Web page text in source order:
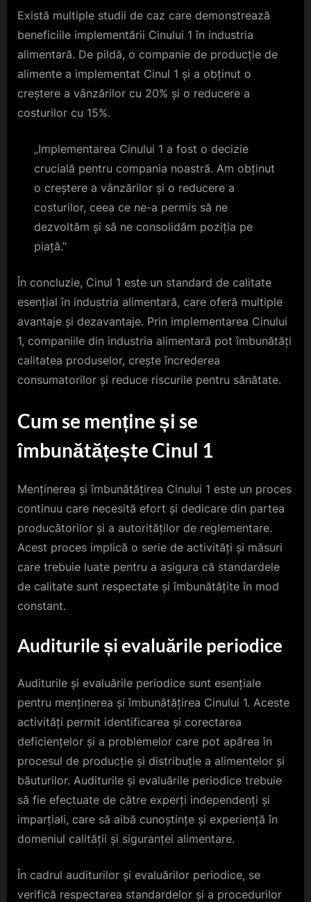
Există multiple studii de caz care demonstrează
beneficiile implementării Cinului 1 în industria
alimentară. De pildă, o companie de producție de
alimente a implementat Cinul 1 și a obținut o
creștere a vânzărilor cu 20% și o reducere a
costurilor cu 15%.
„Implementarea Cinului 1 a fost o decizie
crucială pentru compania noastră. Am obținut
o creștere a vânzărilor și o reducere a
costurilor, ceea ce ne-a permis să ne
dezvoltăm și să ne consolidăm poziția pe
piață.”
În concluzie, Cinul 1 este un standard de calitate
esențial în industria alimentară, care oferă multiple
avantaje și dezavantaje. Prin implementarea Cinului
1, companiile din industria alimentară pot îmbunătăți
calitatea produselor, crește încrederea
consumatorilor și reduce riscurile pentru sănătate.
Cum se menține și se
îmbunătățește Cinul 1
Menținerea și îmbunătățirea Cinului 1 este un proces
continuu care necesită efort și dedicare din partea
producătorilor și a autorităților de reglementare.
Acest proces implică o serie de activități și măsuri
care trebuie luate pentru a asigura că standardele
de calitate sunt respectate și îmbunătățite în mod
constant.
Auditurile și evaluările periodice
Auditurile și evaluările periodice sunt esențiale
pentru menținerea și îmbunătățirea Cinului 1. Aceste
activități permit identificarea și corectarea
deficiențelor și a problemelor care pot apărea în
procesul de producție și distribuție a alimentelor și
băuturilor. Auditurile și evaluările periodice trebuie
să fie efectuate de către experți independenți și
imparțiali, care să aibă cunoștințe și experiență în
domeniul calității și siguranței alimentare.
În cadrul auditurilor și evaluărilor periodice, se
verifică respectarea standardelor și a procedurilor